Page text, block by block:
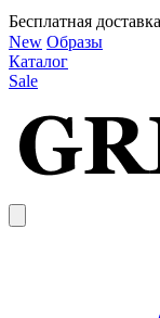
Бесплатная
New Образы
Каталог
Sale